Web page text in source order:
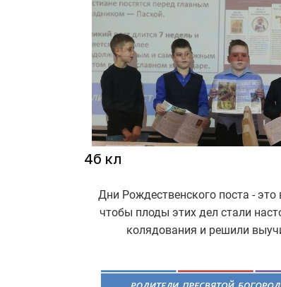
4б кл
Дни Рождественского поста -
чтобы плоды этих дел стали
колядования и решили